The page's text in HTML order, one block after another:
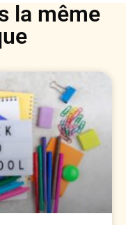
la même